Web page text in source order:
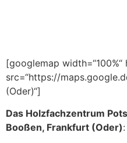
[googlemap width=“100%“
src=“https://
(Oder)“]
Das Holzfachzentrum
Booßen, Frankfurt (Oder):